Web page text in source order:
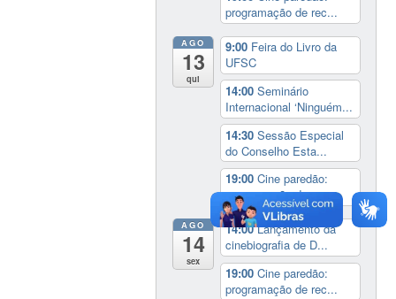
programação de rec...
AGO
13
qui
9:00 Feira do Livro da
UFSC
14:00Seminário
Internacional ‘Ninguém...
14:30Sessão Especial
do Conselho Esta...
19:00Cine paredão:
programação de rec...
AGO
14
sex
14:00Lançamento da
cinebiografia de D...
19:00Cine paredão:
programação de rec...